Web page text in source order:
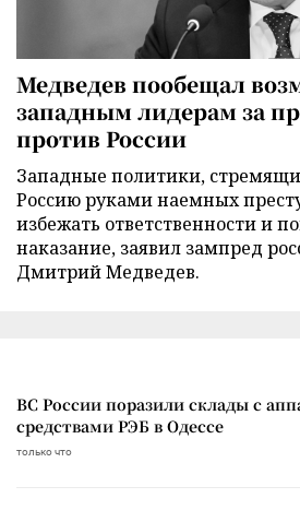
Медведев пообещал
западным лидерам за
против России
Западные политики,
Россию руками наемных
избежать ответственности и
наказание, заявил зампред
Дмитрий Медведев.
ВС России поразили склады с
средствами РЭБ в Одессе
только что